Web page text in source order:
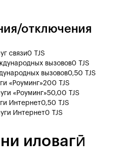
отключения
связи0 TJS
вызовов0 TJS
вызовов0,50 TJS
«Роуминг»200 TJS
«Роуминг»50,00 TJS
Интернет0,50 TJS
Интернет0 TJS
иловагӣ